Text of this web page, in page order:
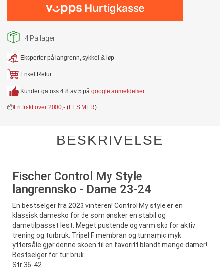
4 På lager
Eksperter på langrenn, sykkel & løp
Enkel Retur
Kunder ga oss 4.8 av 5 på google anmeldelser
📦Fri frakt over 2000,- (LES MER)
BESKRIVELSE
Fischer Control My Style
langrennsko - Dame 23-24
En bestselger fra 2023 vinteren! Control My style er en
klassisk damesko for de som ønsker en stabil og
dametilpasset lest. Meget pustende og varm sko for aktiv
trening og turbruk. Tripel F membran og turnamic myk
yttersåle gjør denne skoen til en favoritt blandt mange damer!
Bestselger for tur bruk.
Str 36-42